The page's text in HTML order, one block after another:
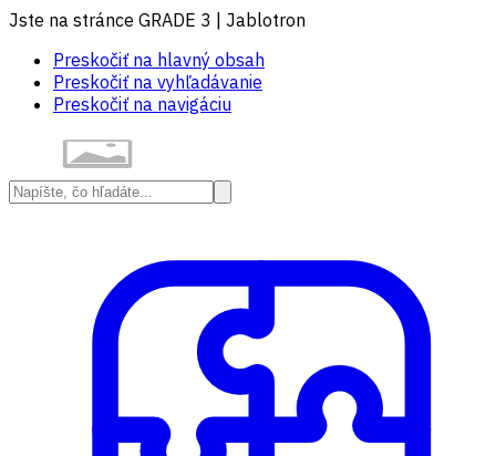
Jste na stránce GRADE 3 | Jablotron
Preskočiť na hlavný obsah
Preskočiť na vyhľadávanie
Preskočiť na navigáciu